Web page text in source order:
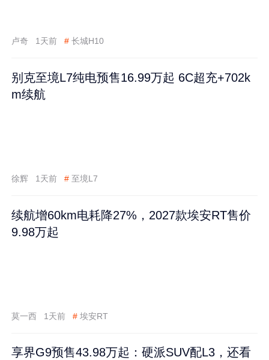
卢奇 1天前 # 长城H10
别克至境L7纯电预售16.99万起 6C超充+702k
m续航
徐辉 1天前 # 至境L7
续航增60km电耗降27%，2027款埃安RT售价
9.98万起
莫一西 1天前 # 埃安RT
享界G9预售43.98万起：硬派SUV配L3，还看